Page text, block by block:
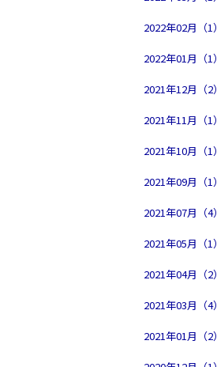
2022年02月（1）
2022年01月（1）
2021年12月（2）
2021年11月（1）
2021年10月（1）
2021年09月（1）
2021年07月（4）
2021年05月（1）
2021年04月（2）
2021年03月（4）
2021年01月（2）